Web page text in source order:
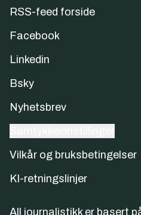
RSS-feed forside
Facebook
Linkedin
Bsky
Nyhetsbrev
Vilkår og bruksbetingelser
KI-retningslinjer
All journalistikk er basert